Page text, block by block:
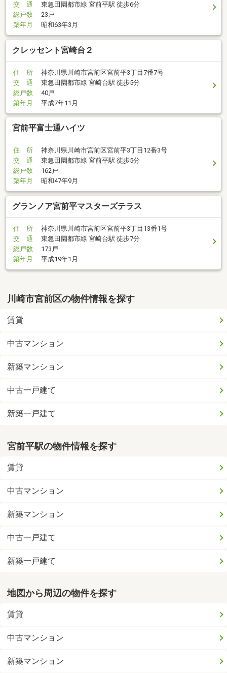
交 通
東急田園都市線 宮前平駅 徒歩6分
総戸数
23戸
築年月
昭和63年3月
クレッセント宮崎台２
住 所
神奈川県川崎市宮前区宮前平3丁目7番7号
交 通
東急田園都市線 宮崎台駅 徒歩5分
総戸数
40戸
築年月
平成7年11月
宮前平富士通ハイツ
住 所
神奈川県川崎市宮前区宮前平3丁目12番3号
交 通
東急田園都市線 宮前平駅 徒歩5分
総戸数
162戸
築年月
昭和47年9月
グランノア宮前平マスターズテラス
住 所
神奈川県川崎市宮前区宮前平3丁目13番1号
交 通
東急田園都市線 宮崎台駅 徒歩7分
総戸数
173戸
築年月
平成19年1月
川崎市宮前区の物件情報を探す
賃貸
中古マンション
新築マンション
中古一戸建て
新築一戸建て
宮前平駅の物件情報を探す
賃貸
中古マンション
新築マンション
中古一戸建て
新築一戸建て
地図から周辺の物件を探す
賃貸
中古マンション
新築マンション